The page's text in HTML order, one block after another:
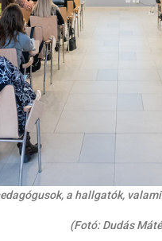
a hallgatók,
(Fotó: Dudás